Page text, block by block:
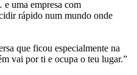
uma empresa com
rápido num mundo onde
que ficou especialmente na
vai por ti e ocupa o teu lugar.”